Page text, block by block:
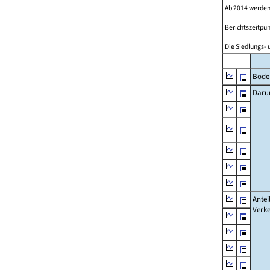
Ab 2014
Die Siedlungs-